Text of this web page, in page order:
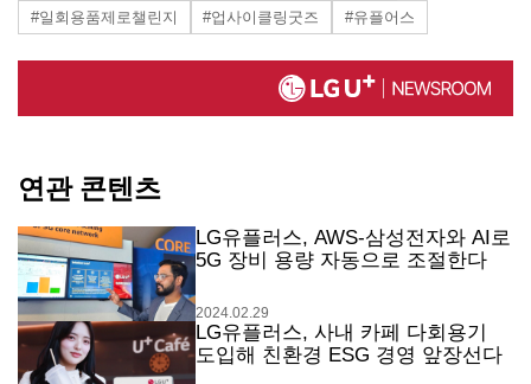
#일회용품제로챌린지
#업사이클링굿즈 #유플어스
연관 콘텐츠
LG유플러스, AWS-삼성전자와 AI로
5G 장비 용량 자동으로 조절한다
2024.02.29
LG유플러스, 사내 카페 다회용기
도입해 친환경 ESG 경영 앞장선다